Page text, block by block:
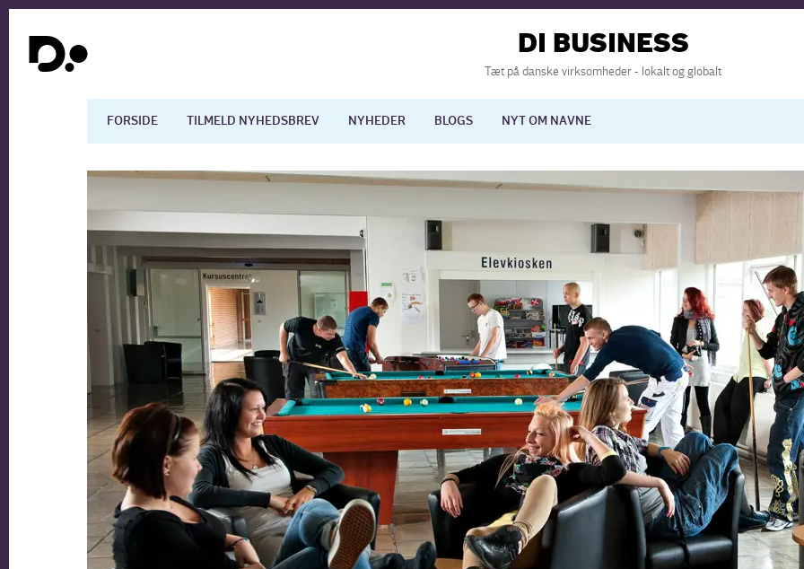
DI BUSINESS
Tæt på danske virksomheder - lokalt og globalt
FORSIDE TILMELD NYHEDSBREV NYHEDER BLOGS NYT OM NAVNE
Dansk økonomi International økonomi
Arbejdsmarkedet Uddannelse Europapolitik